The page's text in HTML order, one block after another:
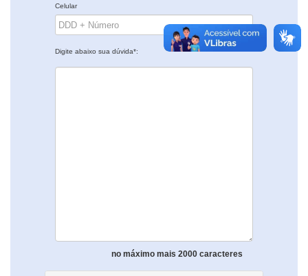
Celular
Digite abaixo sua dúvida*:
no máximo mais 2000 caracteres